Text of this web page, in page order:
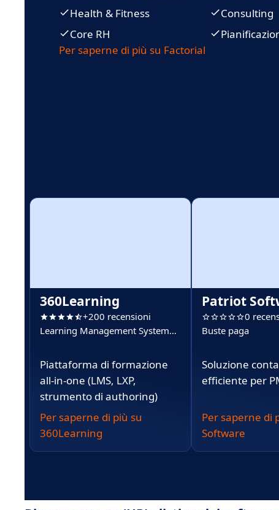
Health & Fitness
Consulting
Core RH
Per saperne di più su Factorial
360Learning
+200 recensioni
Learning Management System
Piattaforma di formazione
all-in-one (LMS, LXP,
strumento di authoring)
Per saperne di più su
360Learning
Patriot
0
Buste paga
Soluzione
efficiente per
Per saperne di
Software